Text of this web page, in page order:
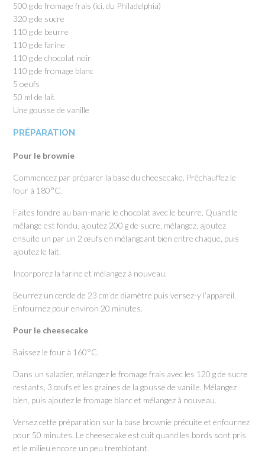
500 g de fromage frais (ici, du Philadelphia)
320 g de sucre
110 g de beurre
110 g de farine
110 g de chocolat noir
110 g de fromage blanc
5 oeufs
50 ml de lait
Une gousse de vanille
PRÉPARATION
Pour le brownie
Commencez par préparer la base du cheesecake. Préchauffez le
four à 180°C.
Faites fondre au bain-marie le chocolat avec le beurre. Quand le
mélange est fondu, ajoutez 200 g de sucre, mélangez, ajoutez
ensuite un par un 2 œufs en mélangeant bien entre chaque, puis
ajoutez le lait.
Incorporez la farine et mélangez à nouveau.
Beurrez un cercle de 23 cm de diamètre puis versez-y l’appareil.
Enfournez pour environ 20 minutes.
Pour le cheesecake
Baissez le four à 160°C.
Dans un saladier, mélangez le fromage frais avec les 120 g de sucre
restants, 3 œufs et les graines de la gousse de vanille. Mélangez
bien, puis ajoutez le fromage blanc et mélangez à nouveau.
Versez cette préparation sur la base brownie précuite et enfournez
pour 50 minutes. Le cheesecake est cuit quand les bords sont pris
et le milieu encore un peu tremblotant.